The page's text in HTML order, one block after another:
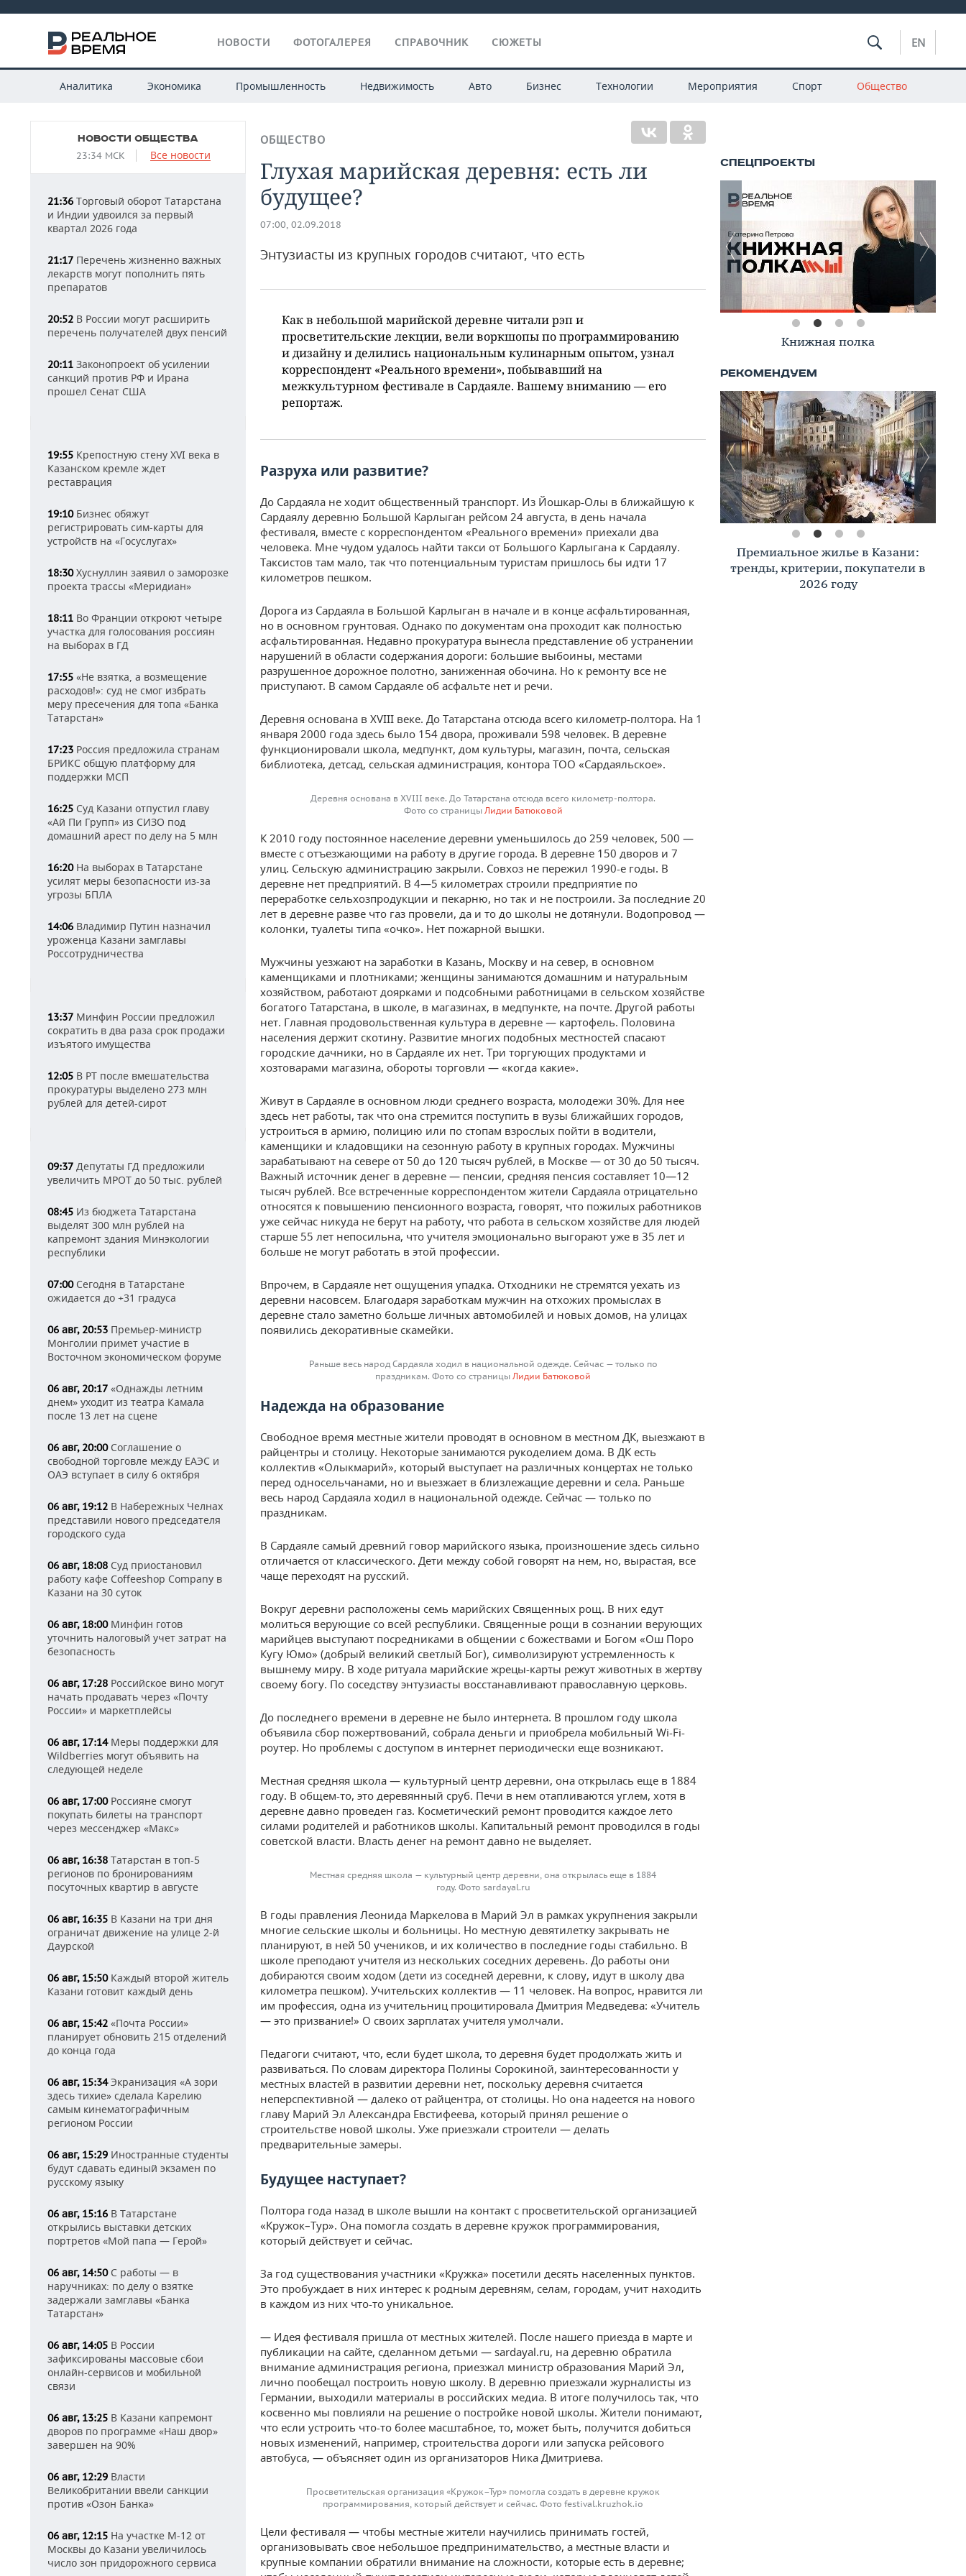
НОВОСТИ ФОТОГАЛЕРЕЯ СПРАВОЧНИК СЮЖЕТЫ EN
Аналитика Экономика Промышленность Недвижимость Авто Бизнес Технологии Мероприятия Спорт Общество
НОВОСТИ ОБЩЕСТВА
23:34 МСК Все новости
21:36 Торговый оборот Татарстана
и Индии удвоился за первый
квартал 2026 года
21:17 Перечень жизненно важных
лекарств могут пополнить пять
препаратов
20:52 В России могут расширить
перечень получателей двух пенсий
20:11 Законопроект об усилении
санкций против РФ и Ирана
прошел Сенат США
19:55 Крепостную стену XVI века в
Казанском кремле ждет
реставрация
19:10Бизнес обяжут
регистрировать сим-карты для
устройств на «Госуслугах»
18:30Хуснуллин заявил о заморозке
проекта трассы «Меридиан»
18:11 Во Франции откроют четыре
участка для голосования россиян
на выборах в ГД
17:55 «Не взятка, а возмещение
расходов!»: суд не смог избрать
меру пресечения для топа «Банка
Татарстан»
17:23 Россия предложила странам
БРИКС общую платформу для
поддержки МСП
16:25 Суд Казани отпустил главу
«Ай Пи Групп» из СИЗО под
домашний арест по делу на 5 млн
16:20На выборах в Татарстане
усилят меры безопасности из-за
угрозы БПЛА
14:06 Владимир Путин назначил
уроженца Казани замглавы
Россотрудничества
13:37 Минфин России предложил
сократить в два раза срок продажи
изъятого имущества
12:05 В РТ после вмешательства
прокуратуры выделено 273 млн
рублей для детей-сирот
09:37 Депутаты ГД предложили
увеличить МРОТ до 50 тыс. рублей
08:45 Из бюджета Татарстана
выделят 300 млн рублей на
капремонт здания Минэкологии
республики
07:00Сегодня в Татарстане
ожидается до +31 градуса
06 авг, 20:53 Премьер-министр
Монголии примет участие в
Восточном экономическом форуме
06 авг, 20:17 «Однажды летним
днем» уходит из театра Камала
после 13 лет на сцене
06 авг, 20:00Соглашение о
свободной торговле между ЕАЭС и
ОАЭ вступает в силу 6 октября
06 авг, 19:12 В Набережных Челнах
представили нового председателя
городского суда
06 авг, 18:08 Суд приостановил
работу кафе Coffeeshop Company в
Казани на 30 суток
06 авг, 18:00Минфин готов
уточнить налоговый учет затрат на
безопасность
06 авг, 17:28 Российское вино могут
начать продавать через «Почту
России» и маркетплейсы
06 авг, 17:14Меры поддержки для
Wildberries могут объявить на
следующей неделе
06 авг, 17:00Россияне смогут
покупать билеты на транспорт
через мессенджер «Макс»
06 авг, 16:38 Татарстан в топ-5
регионов по бронированиям
посуточных квартир в августе
06 авг, 16:35 В Казани на три дня
ограничат движение на улице 2-й
Даурской
06 авг, 15:50Каждый второй житель
Казани готовит каждый день
06 авг, 15:42 «Почта России»
планирует обновить 215 отделений
до конца года
06 авг, 15:34Экранизация «А зори
здесь тихие» сделала Карелию
самым кинематографичным
регионом России
06 авг, 15:29 Иностранные студенты
будут сдавать единый экзамен по
русскому языку
06 авг, 15:16 В Татарстане
открылись выставки детских
портретов «Мой папа — Герой»
06 авг, 14:50С работы — в
наручниках: по делу о взятке
задержали замглавы «Банка
Татарстан»
06 авг, 14:05 В России
зафиксированы массовые сбои
онлайн-сервисов и мобильной
связи
06 авг, 13:25 В Казани капремонт
дворов по программе «Наш двор»
завершен на 90%
06 авг, 12:29 Власти
Великобритании ввели санкции
против «Озон Банка»
06 авг, 12:15 На участке М-12 от
Москвы до Казани увеличилось
число зон придорожного сервиса
ОБЩЕСТВО
Глухая марийская деревня: есть ли
будущее?
07:00, 02.09.2018
Энтузиасты из крупных городов считают, что есть
Как в небольшой марийской деревне читали рэп и
просветительские лекции, вели воркшопы по программированию
и дизайну и делились национальным кулинарным опытом, узнал
корреспондент «Реального времени», побывавший на
межкультурном фестивале в Сардаяле. Вашему вниманию — его
репортаж.
Разруха или развитие?
До Сардаяла не ходит общественный транспорт. Из Йошкар-Олы в ближайшую к
Сардаялу деревню Большой Карлыган рейсом 24 августа, в день начала
фестиваля, вместе с корреспондентом «Реального времени» приехали два
человека. Мне чудом удалось найти такси от Большого Карлыгана к Сардаялу.
Таксистов там мало, так что потенциальным туристам пришлось бы идти 17
километров пешком.
Дорога из Сардаяла в Большой Карлыган в начале и в конце асфальтированная,
но в основном грунтовая. Однако по документам она проходит как полностью
асфальтированная. Недавно прокуратура вынесла представление об устранении
нарушений в области содержания дороги: большие выбоины, местами
разрушенное дорожное полотно, заниженная обочина. Но к ремонту все не
приступают. В самом Сардаяле об асфальте нет и речи.
Деревня основана в XVIII веке. До Татарстана отсюда всего километр-полтора. На 1
января 2000 года здесь было 154 двора, проживали 598 человек. В деревне
функционировали школа, медпункт, дом культуры, магазин, почта, сельская
библиотека, детсад, сельская администрация, контора ТОО «Сардаяльское».
Деревня основана в XVIII веке. До Татарстана отсюда всего километр-полтора.
Фото со страницы Лидии Батюковой
К 2010 году постоянное население деревни уменьшилось до 259 человек, 500 —
вместе с отъезжающими на работу в другие города. В деревне 150 дворов и 7
улиц. Сельскую администрацию закрыли. Совхоз не пережил 1990-е годы. В
деревне нет предприятий. В 4—5 километрах строили предприятие по
переработке сельхозпродукции и пекарню, но так и не построили. За последние 20
лет в деревне разве что газ провели, да и то до школы не дотянули. Водопровод —
колонки, туалеты типа «очко». Нет пожарной вышки.
Мужчины уезжают на заработки в Казань, Москву и на север, в основном
каменщиками и плотниками; женщины занимаются домашним и натуральным
хозяйством, работают доярками и подсобными работницами в сельском хозяйстве
богатого Татарстана, в школе, в магазинах, в медпункте, на почте. Другой работы
нет. Главная продовольственная культура в деревне — картофель. Половина
населения держит скотину. Развитие многих подобных местностей спасают
городские дачники, но в Сардаяле их нет. Три торгующих продуктами и
хозтоварами магазина, обороты торговли — «когда какие».
Живут в Сардаяле в основном люди среднего возраста, молодежи 30%. Для нее
здесь нет работы, так что она стремится поступить в вузы ближайших городов,
устроиться в армию, полицию или по стопам взрослых пойти в водители,
каменщики и кладовщики на сезонную работу в крупных городах. Мужчины
зарабатывают на севере от 50 до 120 тысяч рублей, в Москве — от 30 до 50 тысяч.
Важный источник денег в деревне — пенсии, средняя пенсия составляет 10—12
тысяч рублей. Все встреченные корреспондентом жители Сардаяла отрицательно
относятся к повышению пенсионного возраста, говорят, что пожилых работников
уже сейчас никуда не берут на работу, что работа в сельском хозяйстве для людей
старше 55 лет непосильна, что учителя эмоционально выгорают уже в 35 лет и
больше не могут работать в этой профессии.
Впрочем, в Сардаяле нет ощущения упадка. Отходники не стремятся уехать из
деревни насовсем. Благодаря заработкам мужчин на отхожих промыслах в
деревне стало заметно больше личных автомобилей и новых домов, на улицах
появились декоративные скамейки.
Раньше весь народ Сардаяла ходил в национальной одежде. Сейчас — только по
праздникам. Фото со страницы Лидии Батюковой
Надежда на образование
Свободное время местные жители проводят в основном в местном ДК, выезжают в
райцентры и столицу. Некоторые занимаются рукоделием дома. В ДК есть
коллектив «Олыкмарий», который выступает на различных концертах не только
перед односельчанами, но и выезжает в близлежащие деревни и села. Раньше
весь народ Сардаяла ходил в национальной одежде. Сейчас — только по
праздникам.
В Сардаяле самый древний говор марийского языка, произношение здесь сильно
отличается от классического. Дети между собой говорят на нем, но, вырастая, все
чаще переходят на русский.
Вокруг деревни расположены семь марийских Священных рощ. В них едут
молиться верующие со всей республики. Священные рощи в сознании верующих
марийцев выступают посредниками в общении с божествами и Богом «Ош Поро
Кугу Юмо» (добрый великий светлый Бог), символизируют устремленность к
вышнему миру. В ходе ритуала марийские жрецы-карты режут животных в жертву
своему богу. По соседству энтузиасты восстанавливают православную церковь.
До последнего времени в деревне не было интернета. В прошлом году школа
объявила сбор пожертвований, собрала деньги и приобрела мобильный Wi-Fi-
роутер. Но проблемы с доступом в интернет периодически еще возникают.
Местная средняя школа — культурный центр деревни, она открылась еще в 1884
году. В общем-то, это деревянный сруб. Печи в нем отапливаются углем, хотя в
деревне давно проведен газ. Косметический ремонт проводится каждое лето
силами родителей и работников школы. Капитальный ремонт проводился в годы
советской власти. Власть денег на ремонт давно не выделяет.
Местная средняя школа — культурный центр деревни, она открылась еще в 1884
году. Фото sardayal.ru
В годы правления Леонида Маркелова в Марий Эл в рамках укрупнения закрыли
многие сельские школы и больницы. Но местную девятилетку закрывать не
планируют, в ней 50 учеников, и их количество в последние годы стабильно. В
школе преподают учителя из нескольких соседних деревень. До работы они
добираются своим ходом (дети из соседней деревни, к слову, идут в школу два
километра пешком). Учительских коллектив — 11 человек. На вопрос, нравится ли
им профессия, одна из учительниц процитировала Дмитрия Медведева: «Учитель
— это призвание!» О своих зарплатах учителя умолчали.
Педагоги считают, что, если будет школа, то деревня будет продолжать жить и
развиваться. По словам директора Полины Сорокиной, заинтересованности у
местных властей в развитии деревни нет, поскольку деревня считается
неперспективной — далеко от райцентра, от столицы. Но она надеется на нового
главу Марий Эл Александра Евстифеева, который принял решение о
строительстве новой школы. Уже приезжали строители — делать
предварительные замеры.
Будущее наступает?
Полтора года назад в школе вышли на контакт с просветительской организацией
«Кружок–Тур». Она помогла создать в деревне кружок программирования,
который действует и сейчас.
За год существования участники «Кружка» посетили десять населенных пунктов.
Это пробуждает в них интерес к родным деревням, селам, городам, учит находить
в каждом из них что-то уникальное.
— Идея фестиваля пришла от местных жителей. После нашего приезда в марте и
публикации на сайте, сделанном детьми — sardayal.ru, на деревню обратила
внимание администрация региона, приезжал министр образования Марий Эл,
лично пообещал построить новую школу. В деревню приезжали журналисты из
Германии, выходили материалы в российских медиа. В итоге получилось так, что
косвенно мы повлияли на решение о постройке новой школы. Жители понимают,
что если устроить что-то более масштабное, то, может быть, получится добиться
новых изменений, например, строительства дороги или запуска рейсового
автобуса, — объясняет один из организаторов Ника Дмитриева.
Просветительская организация «Кружок–Тур» помогла создать в деревне кружок
программирования, который действует и сейчас. Фото festival.kruzhok.io
Цели фестиваля — чтобы местные жители научились принимать гостей,
организовывать свое небольшое предпринимательство, а местные власти и
крупные компании обратили внимание на сложности, которые есть в деревне;
Книжная полка
Премиальное жилье в Казани:
тренды, критерии, покупатели в
2026 году